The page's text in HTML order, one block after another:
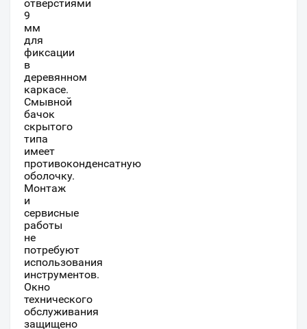
отверстиями
9
мм
для
фиксации
в
деревянном
каркасе.
Смывной
бачок
скрытого
типа
имеет
противоконденсатную
оболочку.
Монтаж
и
сервисные
работы
не
потребуют
использования
инструментов.
Окно
технического
обслуживания
защищено